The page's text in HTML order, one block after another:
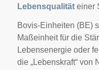
Lebensqualitäteiner
Bovis-Einheiten (BE)
Maßeinheit für die
Lebensenergie oder
die „Lebenskraft“ von